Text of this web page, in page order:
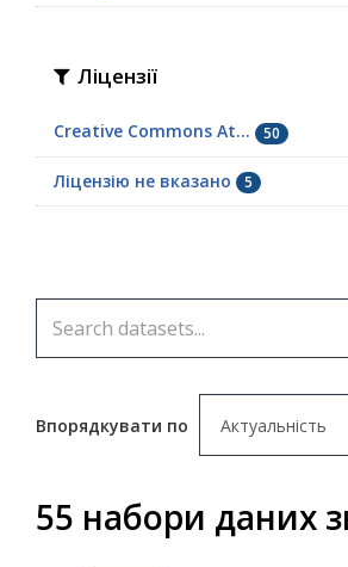
Ліцензії
Creative Commons At... 50
Ліцензію не вказано 5
Впорядкувати по
55 набори даних